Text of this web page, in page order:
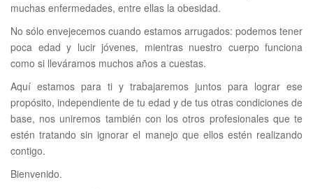
muchas enfermedades, entre ellas la obesidad.
No sólo envejecemos cuando estamos arrugados: podemos tener
poca edad y lucir jóvenes, mientras nuestro cuerpo funciona
como si lleváramos muchos años a cuestas.
Aquí estamos para ti y trabajaremos juntos para lograr ese
propósito, independiente de tu edad y de tus otras condiciones de
base, nos uniremos también con los otros profesionales que te
estén tratando sin ignorar el manejo que ellos estén realizando
contigo.
Bienvenido.